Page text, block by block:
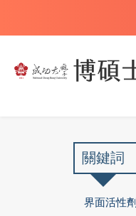
關鍵詞
界面活性劑